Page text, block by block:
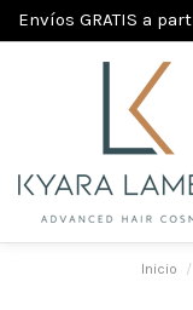
Envíos GRATIS a
Inicio